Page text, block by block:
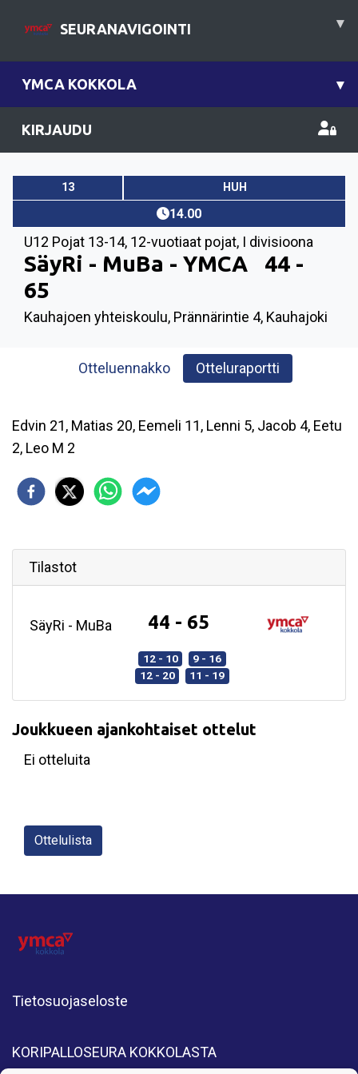
SEURANAVIGOINTI ▾
YMCA KOKKOLA ▾
KIRJAUDU
13 HUH
14.00
U12 Pojat 13-14, 12-vuotiaat pojat, I divisioona
SäyRi - MuBa - YMCA
44 -
65
Kauhajoen yhteiskoulu, Prännärintie 4, Kauhajoki
Otteluennakko Otteluraportti
Edvin 21, Matias 20, Eemeli 11, Lenni 5, Jacob 4, Eetu
2, Leo M 2
Tilastot
SäyRi - MuBa 44 - 65
12 - 10
9 - 16
12 - 20
11 - 19
Joukkueen ajankohtaiset ottelut
Ei otteluita
Ottelulista
Tietosuojaseloste
KORIPALLOSEURA KOKKOLASTA